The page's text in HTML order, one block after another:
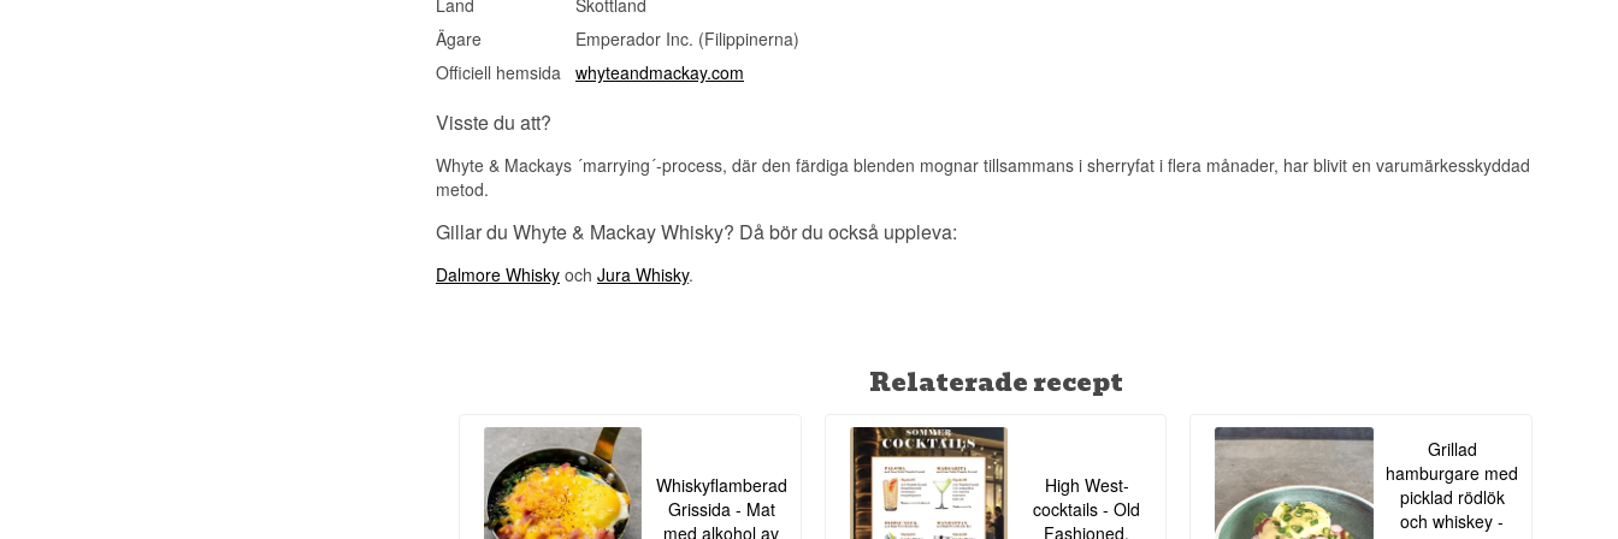
Se hela vårt sortiment av
Land
Skottland
Ägare
Emperador Inc. (Filippinerna)
Officiell hemsida whyteandmackay.com
Visste du att?
Whyte & Mackays ´marrying´-process, där den färdiga blenden mognar tillsammans i sherryfat i flera månader, har blivit en varumärkesskyddad
metod.
Gillar du Whyte & Mackay Whisky? Då bör du också uppleva:
Dalmore Whisky och Jura Whisky.
Relaterade recept
Whiskyflamberad
Grissida - Mat
med alkohol av
High West-
cocktails - Old
Fashioned,
Grillad
hamburgare med
picklad rödlök
och whiskey -